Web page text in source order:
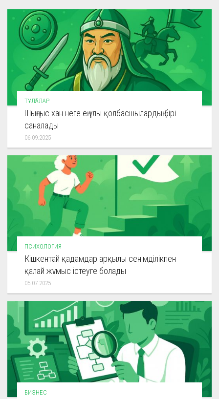
ТҰЛҒАЛАР
Шыңғыс хан неге ең ұлы қолбасшылардың бірі
саналады
06.09.2025
ПСИХОЛОГИЯ
Кішкентай қадамдар арқылы сенімділікпен
қалай жұмыс істеуге болады
05.07.2025
БИЗНЕС